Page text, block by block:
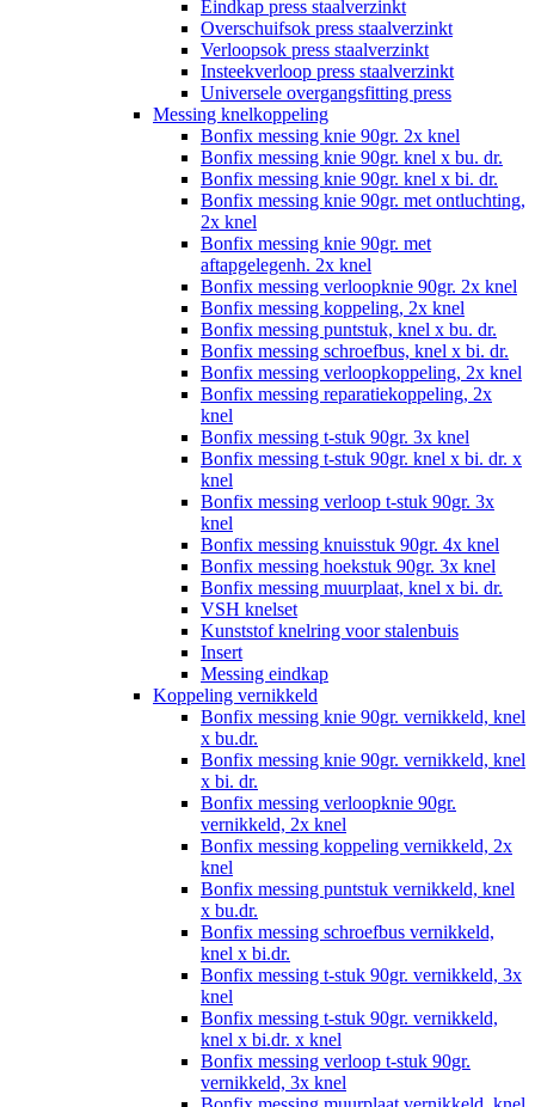
Eindkap press staalverzinkt
Overschuifsok press staalverzinkt
Verloopsok press staalverzinkt
Insteekverloop press staalverzinkt
Universele overgangsfitting press
Messing knelkoppeling
Bonfix messing knie 90gr. 2x knel
Bonfix messing knie 90gr. knel x bu. dr.
Bonfix messing knie 90gr. knel x bi. dr.
Bonfix messing knie 90gr. met ontluchting,
2x knel
Bonfix messing knie 90gr. met
aftapgelegenh. 2x knel
Bonfix messing verloopknie 90gr. 2x knel
Bonfix messing koppeling, 2x knel
Bonfix messing puntstuk, knel x bu. dr.
Bonfix messing schroefbus, knel x bi. dr.
Bonfix messing verloopkoppeling, 2x knel
Bonfix messing reparatiekoppeling, 2x
knel
Bonfix messing t-stuk 90gr. 3x knel
Bonfix messing t-stuk 90gr. knel x bi. dr. x
knel
Bonfix messing verloop t-stuk 90gr. 3x
knel
Bonfix messing knuisstuk 90gr. 4x knel
Bonfix messing hoekstuk 90gr. 3x knel
Bonfix messing muurplaat, knel x bi. dr.
VSH knelset
Kunststof knelring voor stalenbuis
Insert
Messing eindkap
Koppeling vernikkeld
Bonfix messing knie 90gr. vernikkeld, knel
x bu.dr.
Bonfix messing knie 90gr. vernikkeld, knel
x bi. dr.
Bonfix messing verloopknie 90gr.
vernikkeld, 2x knel
Bonfix messing koppeling vernikkeld, 2x
knel
Bonfix messing puntstuk vernikkeld, knel
x bu.dr.
Bonfix messing schroefbus vernikkeld,
knel x bi.dr.
Bonfix messing t-stuk 90gr. vernikkeld, 3x
knel
Bonfix messing t-stuk 90gr. vernikkeld,
knel x bi.dr. x knel
Bonfix messing verloop t-stuk 90gr.
vernikkeld, 3x knel